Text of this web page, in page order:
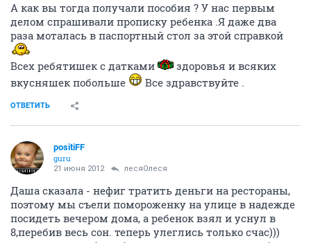
А как вы тогда получали пособия ? У нас первым
делом спрашивали прописку ребенка .Я даже два
раза моталась в паспортный стол за этой справкой
Всех ребятишек с датками
здоровья и всяких
вкусняшек побольше
Все здравствуйте .
ОТВЕТИТЬ
positiFF
guru
21 июня 2012 лесяОлеся
Даша сказала - нефиг тратить деньги на рестораны,
поэтому мы съели помороженку на улице в надежде
посидеть вечером дома, а ребенок взял и уснул в
8,перебив весь сон. теперь улеглись только счас)))